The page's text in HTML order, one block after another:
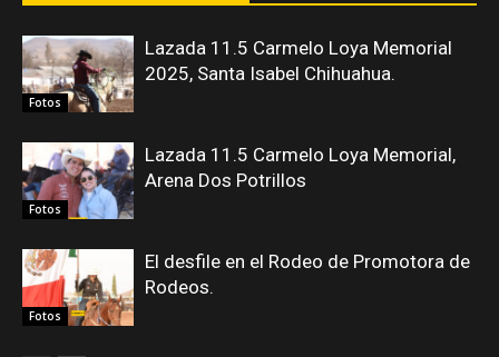
Fotos
Lazada 11.5 Carmelo Loya Memorial
2025, Santa Isabel Chihuahua.
Fotos
Lazada 11.5 Carmelo Loya Memorial,
Arena Dos Potrillos
Fotos
El desfile en el Rodeo de Promotora de
Rodeos.